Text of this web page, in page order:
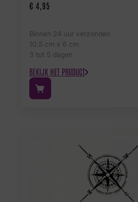
€ 4,95
Binnen 24 uur verzonden
10.5 cm x 6 cm
3 tot 5 dagen
BEKIJK HET PRODUCT